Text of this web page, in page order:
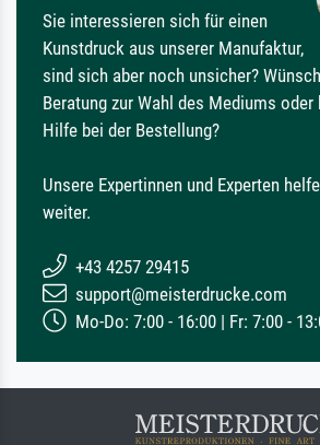
Sie interessieren sich für einen
Kunstdruck aus unserer Manufaktur,
sind sich aber noch unsicher?
Beratung zur Wahl des Mediums
Hilfe bei der Bestellung?
Unsere Expertinnen und Experten
weiter.
+43 4257 29415
support@meisterdrucke.com
Mo-Do: 7:00 - 16:00 | Fr: 7:00 -